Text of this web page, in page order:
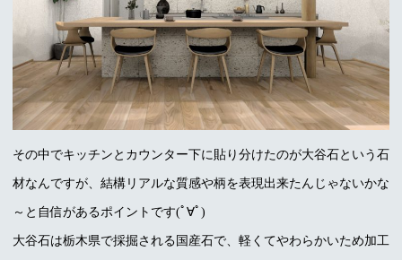
その中でキッチンとカウンター下に貼り分けたのが大谷石という石
材なんですが、結構リアルな質感や柄を表現出来たんじゃないかな
～と自信があるポイントです(ﾟ∀ﾟ)
大谷石は栃木県で採掘される国産石で、軽くてやわらかいため加工